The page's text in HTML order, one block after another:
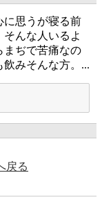
に思うが寝る前
んな人いるよ
まぢで苦痛なの
みそんな方。...
戻る